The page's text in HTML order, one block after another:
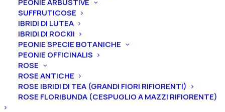
PEONIE ARBUSTIVE
SUFFRUTICOSE
IBRIDI DI LUTEA
IBRIDI DI ROCKII
PEONIE SPECIE BOTANICHE
PEONIE OFFICINALIS
ROSE
ROSE ANTICHE
ROSE IBRIDI DI TEA (GRANDI FIORI RIFIORENTI)
ROSE FLORIBUNDA (CESPUGLIO A MAZZI RIFIORENTE)
Home Iris Iris germanica
Iris barbata alta (TB)
Iris germanica “Superhero”